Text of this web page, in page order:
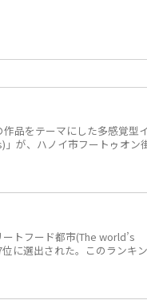
品をテーマにした多感覚型
」が、ハノイ市フートゥオン
トフード都市(The world’s
に選出された。このランキン